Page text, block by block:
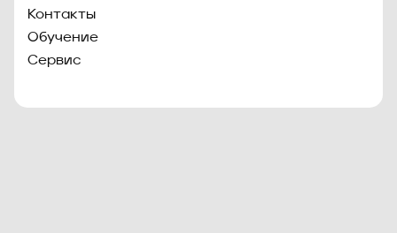
Контакты
Обучение
Сервис